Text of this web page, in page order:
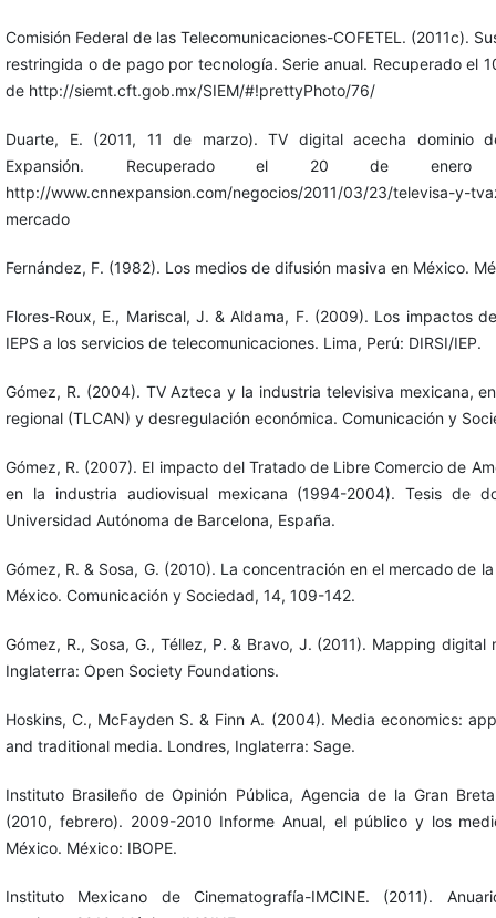
Comisión Federal de las Telecomunicaciones-COFETEL. (2011c).
restringida o de pago por tecnología. Serie anual. Recuperado el
de http://siemt.cft.gob.mx/SIEM/#!prettyPhoto/76/
Duarte, E. (2011, 11 de marzo). TV digital acecha dominio
Expansión. Recuperado el 20 de
http://www.cnnexpansion.com/negocios/2011/03/23/televisa-y-
mercado
Fernández, F. (1982). Los medios de difusión masiva en México.
Flores-Roux, E., Mariscal, J. & Aldama, F. (2009). Los impactos
IEPS a los servicios de telecomunicaciones. Lima, Perú: DIRSI/IEP.
Gómez, R. (2004). TV Azteca y la industria televisiva mexicana,
regional (TLCAN) y desregulación económica. Comunicación y
Gómez, R. (2007). El impacto del Tratado de Libre Comercio de
en la industria audiovisual mexicana (1994-2004). Tesis de
Universidad Autónoma de Barcelona, España.
Gómez, R. & Sosa, G. (2010). La concentración en el mercado de
México. Comunicación y Sociedad, 14, 109-142.
Gómez, R., Sosa, G., Téllez, P. & Bravo, J. (2011). Mapping digital
Inglaterra: Open Society Foundations.
Hoskins, C., McFayden S. & Finn A. (2004). Media economics:
and traditional media. Londres, Inglaterra: Sage.
Instituto Brasileño de Opinión Pública, Agencia de la Gran
(2010, febrero). 2009-2010 Informe Anual, el público y los
México. México: IBOPE.
Instituto Mexicano de Cinematografía-IMCINE. (2011).